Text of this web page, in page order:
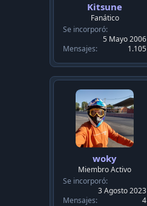
Kitsune
Fanático
Se incorporó
5 Mayo 2006
Mensajes
1.105
woky
Miembro Activo
Se incorporó
3 Agosto 2023
Mensajes
4